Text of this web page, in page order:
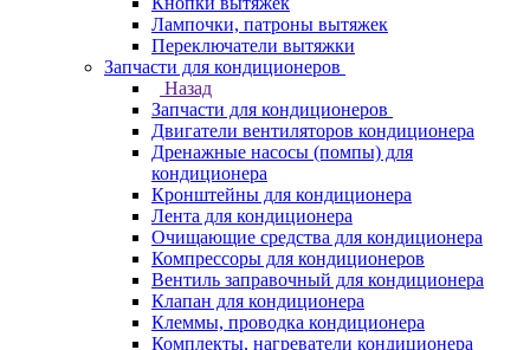
Лампочки, патроны вытяжек
Переключатели вытяжки
Запчасти для кондиционеров
Назад
Запчасти для кондиционеров
Двигатели вентиляторов кондиционера
Дренажные насосы (помпы) для
кондиционера
Кронштейны для кондиционера
Лента для кондиционера
Очищающие средства для кондиционера
Компрессоры для кондиционеров
Вентиль заправочный для кондиционера
Клапан для кондиционера
Клеммы, проводка кондиционера
Комплекты, нагреватели кондиционера